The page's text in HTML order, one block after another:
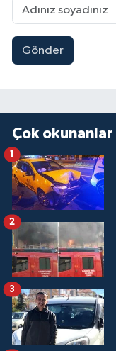
Gönder
Çok okunanlar
1
2
3